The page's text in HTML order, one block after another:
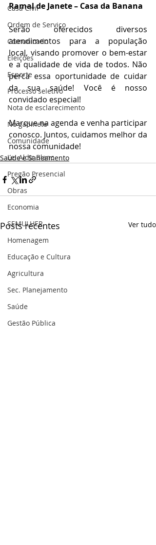
Casa Civil
Ordem de Serviço
Comunicado
Eleições
Esporte
Processo seletivo
Nota de esclarecimento
No gabinete
Comunidade
Lei Aldir Blanc
Pregão Presencial
Obras
Economia
SEMULHER
Homenagem
Educação e Cultura
Agricultura
Sec. Planejamento
Saúde
Gestão Pública
Ramal de Janete – Casa da Banana
Serão oferecidos diversos
atendimentos para a população
local, visando promover o bem-estar
e a qualidade de vida de todos. Não
perca essa oportunidade de cuidar
da sua saúde! Você é nosso
convidado especial!
Marque na agenda e venha participar
conosco. Juntos, cuidamos melhor da
nossa comunidade!
Saúde e Saneamento
Posts recentes Ver tudo